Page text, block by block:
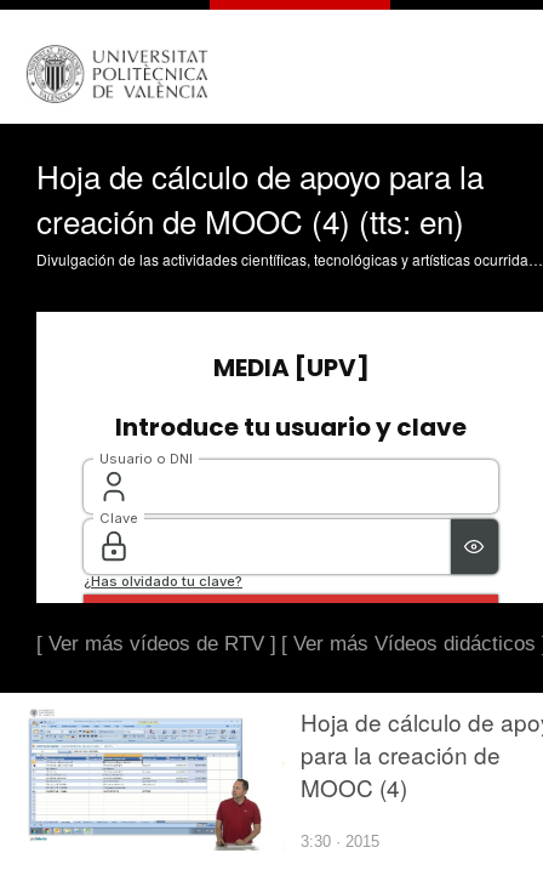
Hoja de cálculo de apoyo para la
creación de MOOC (4) (tts: en)
Divulgación de las actividades científicas, tecnológicas y artísticas ocurridas en los tres campus de la UPV
[ Ver más vídeos de RTV ] [ Ver más Vídeos didácticos
Hoja de cálculo de
para la creación de
MOOC (4)
3:30 · 2015